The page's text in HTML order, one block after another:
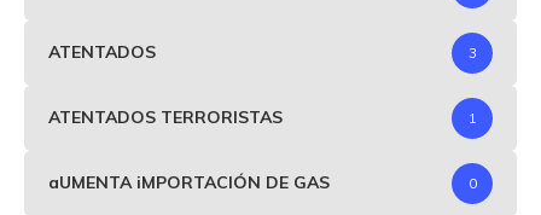
ATENTADOS 3
ATENTADOS TERRORISTAS 1
aUMENTA iMPORTACIÓN DE GAS 0